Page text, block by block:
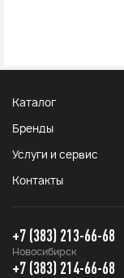
Каталог
Бренды
Услуги и сервис
Контакты
+7 (383) 213-66-68
Новосибирск
+7 (383) 214-66-68